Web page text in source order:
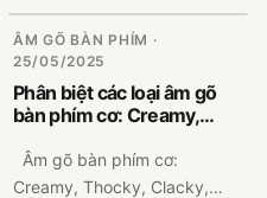
ÂM GÕ BÀN PHÍM ·
25/05/2025
Phân biệt các loại âm gõ
bàn phím cơ: Creamy,
Marbly
Âm gõ bàn phím cơ:
Creamy, Thocky, Clacky,